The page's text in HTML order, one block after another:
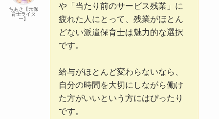
ちあき【元保
育士ライタ
ー】
や「当たり前のサービス残業」に
疲れた人にとって、残業がほとん
どない派遣保育士は魅力的な選択
です。
給与がほとんど変わらないなら、
自分の時間を大切にしながら働け
た方がいいという方にはぴったり
です。